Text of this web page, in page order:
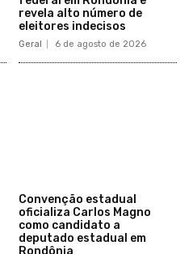
revela alto número de
eleitores indecisos
Geral 6 de agosto de 2026
Convenção estadual
oficializa Carlos Magno
como candidato a
deputado estadual em